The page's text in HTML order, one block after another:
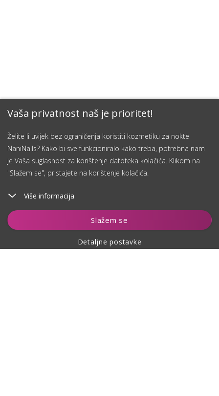
Vaša privatnost naš je prioritet!
Želite li uvijek bez ograničenja koristiti kozmetiku za nokte
NaniNails? Kako bi sve funkcioniralo kako treba, potrebna nam
je Vaša suglasnost za korištenje datoteka kolačića. Klikom na
"Slažem se", pristajete na korištenje kolačića.
Više informacija
Slažem se
Detaljne postavke
Dodaj u košaricu